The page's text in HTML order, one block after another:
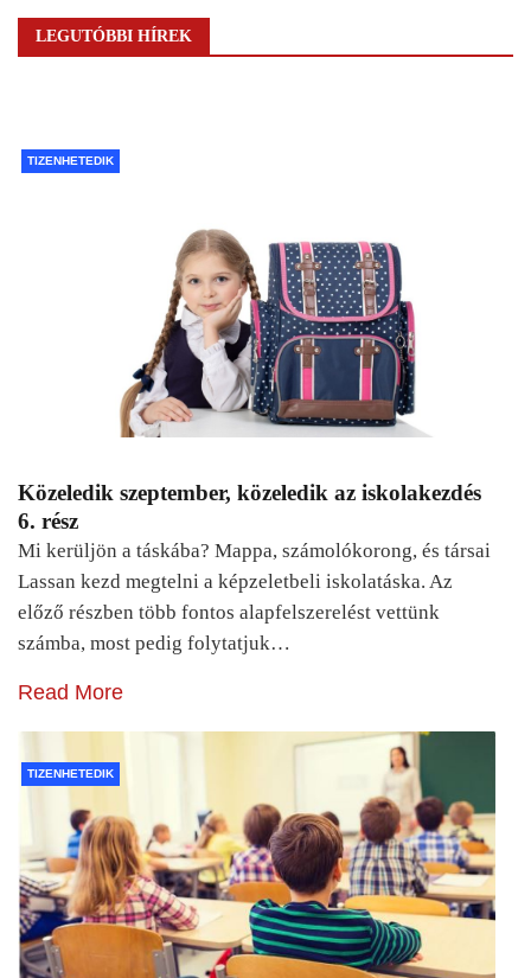
LEGUTÓBBI HÍREK
TIZENHETEDIK
Közeledik szeptember, közeledik az iskolakezdés
6. rész
Mi kerüljön a táskába? Mappa, számolókorong, és társai
Lassan kezd megtelni a képzeletbeli iskolatáska. Az
előző részben több fontos alapfelszerelést vettünk
számba, most pedig folytatjuk…
Read More
TIZENHETEDIK